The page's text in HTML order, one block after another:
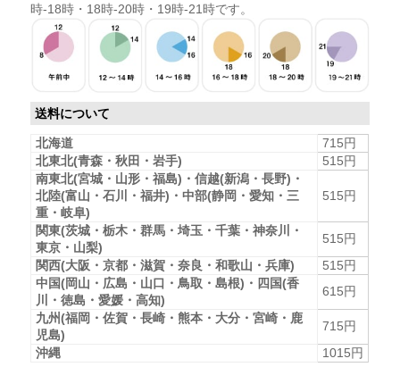
時-18時・18時-20時・19時-21時です。
送料について
北海道
715円
北東北(青森・秋田・岩手)
515円
南東北(宮城・山形・福島)・信越(新潟・長野)・
北陸(富山・石川・福井)・中部(静岡・愛知・三
重・岐阜)
515円
関東(茨城・栃木・群馬・埼玉・千葉・神奈川・
東京・山梨)
515円
関西(大阪・京都・滋賀・奈良・和歌山・兵庫)
515円
中国(岡山・広島・山口・鳥取・島根)・四国(香
川・徳島・愛媛・高知)
615円
九州(福岡・佐賀・長崎・熊本・大分・宮崎・鹿
児島)
715円
沖縄
1015円